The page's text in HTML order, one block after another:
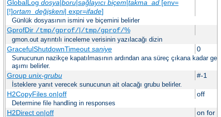
GlobalLog dosya boru| sağlayıcı biçem takma_ad[env=
[!]ortam_değişkeni| expr=ifade]
Günlük dosyasının ismini ve biçemini belirler
GprofDir /tmp/gprof/|/tmp/gprof/%
gmon.out ayrıntılı inceleme verisinin yazılacağı dizin
GracefulShutdownTimeout saniye 0
Sunucunun nazikçe kapatılmasının ardından ana süreç çıkana kadar
aşımı belirler.
Group unix-grubu #-1
İsteklere yanıt verecek sunucunun ait olacağı grubu belirler.
H2CopyFiles on|off off
Determine file handling in responses
H2Direct on|off on for